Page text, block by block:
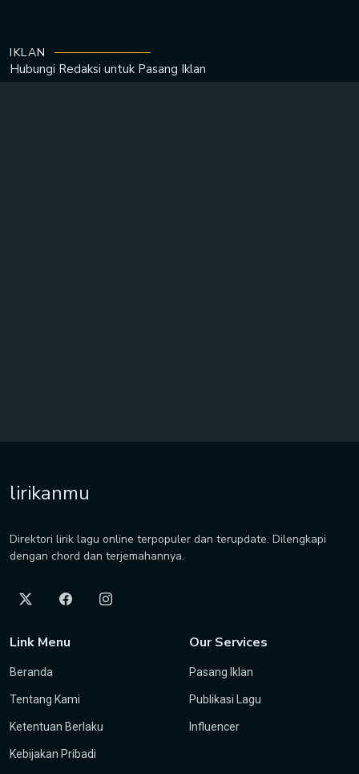
IKLAN
Hubungi Redaksi untuk Pasang Iklan
lirikanmu
Direktori lirik lagu online terpopuler dan terupdate. Dilengkapi
dengan chord dan terjemahannya.
Link Menu
Beranda
Tentang Kami
Ketentuan Berlaku
Kebijakan Pribadi
Our Services
Pasang Iklan
Publikasi Lagu
Influencer